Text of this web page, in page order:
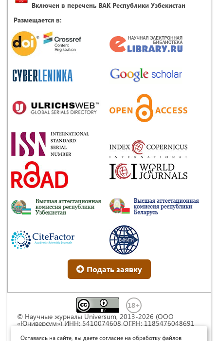
Включен в перечень ВАК Республики Узбекистан
Размещается в:
Подать заявку
© Научные журналы Universum, 2013-2026 (ООО
«Юниверсум») ИНН: 5410074608 ОГРН: 1185476048691
Commons « Attribution» («Атрибуция») 4.0
Оставаясь на сайте, вы даете согласие на обработку файлов